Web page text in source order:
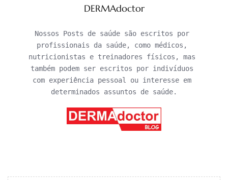
DERMAdoctor
Nossos Posts de saúde são escritos por
profissionais da saúde, como médicos,
nutricionistas e treinadores físicos, mas
também podem ser escritos por indivíduos
com experiência pessoal ou interesse em
determinados assuntos de saúde.